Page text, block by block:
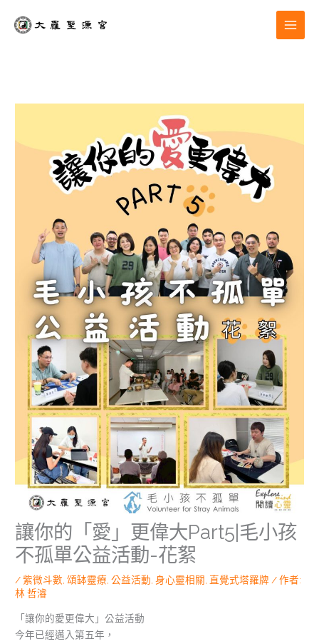
讓你的「愛」更偉大Part5|毛小孩
不孤單公益活動-花絮
/紫微斗數,頌缽靈療,公益活動,身心靈相關, 直覺式塔羅牌/ 作者:
林 哲濬
「讓你的愛更偉大」公益活動
今年已經邁入第五年，